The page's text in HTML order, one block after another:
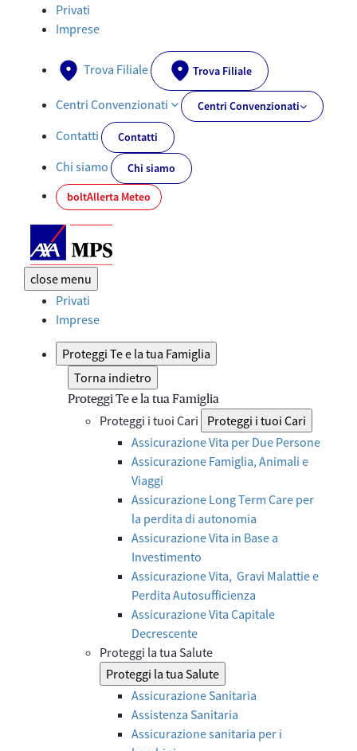
Polizza di Investimento Multiramo: Private Choice Plus | AXA MPS
Privati
Imprese
Trova Filiale Trova Filiale
Centri Convenzionati Centri Convenzionati
Contatti Contatti
Chi siamo
Chi siamo
boltAllerta Meteo
close menu
Privati
Imprese
Proteggi Te e la tua Famiglia
Torna indietro
Proteggi Te e la tua Famiglia
Proteggi i tuoi Cari
Proteggi i tuoi Cari
Assicurazione Vita per Due Persone
Assicurazione Famiglia, Animali e
Viaggi
Assicurazione Long Term Care per
la perdita di autonomia
Assicurazione Vita in Base a
Investimento
Assicurazione Vita, Gravi Malattie e
Perdita Autosufficienza
Assicurazione Vita Capitale
Decrescente
Proteggi la tua Salute
Proteggi la tua Salute
Assicurazione Sanitaria
Assistenza Sanitaria
Assicurazione sanitaria per i